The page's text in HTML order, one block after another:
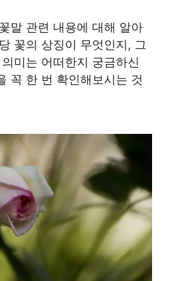
말 관련 내용에 대해 알아
꽃의 상징이 무엇인지, 그
미는 어떠한지 궁금하신
꼭 한 번 확인해보시는 것